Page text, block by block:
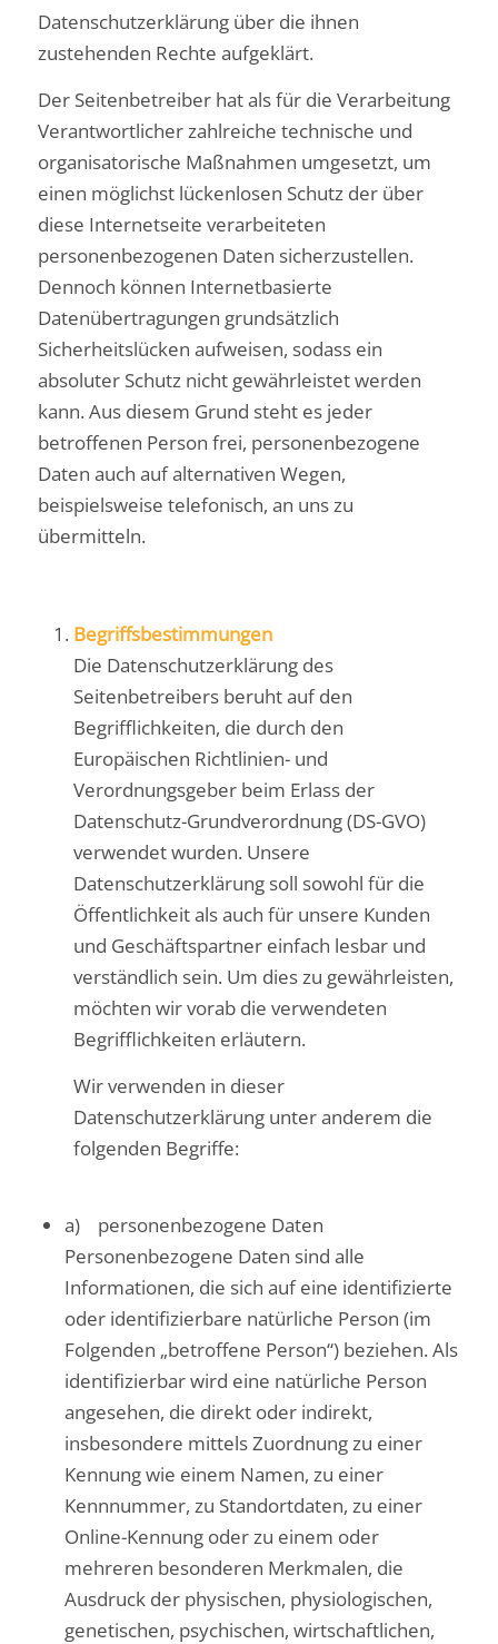
Datenschutzerklärung über die ihnen
zustehenden Rechte aufgeklärt.
Der Seitenbetreiber hat als für die Verarbeitung
Verantwortlicher zahlreiche technische und
organisatorische Maßnahmen umgesetzt, um
einen möglichst lückenlosen Schutz der über
diese Internetseite verarbeiteten
personenbezogenen Daten sicherzustellen.
Dennoch können Internetbasierte
Datenübertragungen grundsätzlich
Sicherheitslücken aufweisen, sodass ein
absoluter Schutz nicht gewährleistet werden
kann. Aus diesem Grund steht es jeder
betroffenen Person frei, personenbezogene
Daten auch auf alternativen Wegen,
beispielsweise telefonisch, an uns zu
übermitteln.
Begriffsbestimmungen
Die Datenschutzerklärung des
Seitenbetreibers beruht auf den
Begrifflichkeiten, die durch den
Europäischen Richtlinien- und
Verordnungsgeber beim Erlass der
Datenschutz-Grundverordnung (DS-GVO)
verwendet wurden. Unsere
Datenschutzerklärung soll sowohl für die
Öffentlichkeit als auch für unsere Kunden
und Geschäftspartner einfach lesbar und
verständlich sein. Um dies zu gewährleisten,
möchten wir vorab die verwendeten
Begrifflichkeiten erläutern.
Wir verwenden in dieser
Datenschutzerklärung unter anderem die
folgenden Begriffe:
a) personenbezogene Daten
Personenbezogene Daten sind alle
Informationen, die sich auf eine identifizierte
oder identifizierbare natürliche Person (im
Folgenden „betroffene Person“) beziehen. Als
identifizierbar wird eine natürliche Person
angesehen, die direkt oder indirekt,
insbesondere mittels Zuordnung zu einer
Kennung wie einem Namen, zu einer
Kennnummer, zu Standortdaten, zu einer
Online-Kennung oder zu einem oder
mehreren besonderen Merkmalen, die
Ausdruck der physischen, physiologischen,
genetischen, psychischen, wirtschaftlichen,